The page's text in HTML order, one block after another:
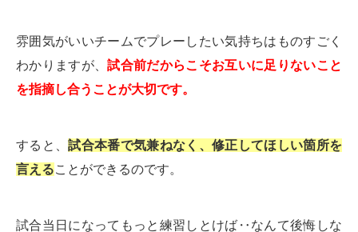
雰囲気がいいチームでプレーしたい気持ちはものすごく
わかりますが、試合前だからこそお互いに足りないこと
を指摘し合うことが大切です。
すると、試合本番で気兼ねなく、修正してほしい箇所を
言えることができるのです。
試合当日になってもっと練習しとけば‥なんて後悔しな